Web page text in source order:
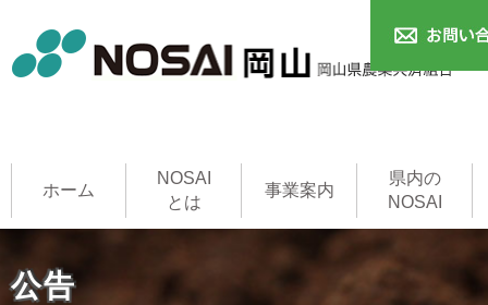
ホーム
NOSAI
とは
事業案内
県内の
NOSAI
本支所
家畜診療所
公告